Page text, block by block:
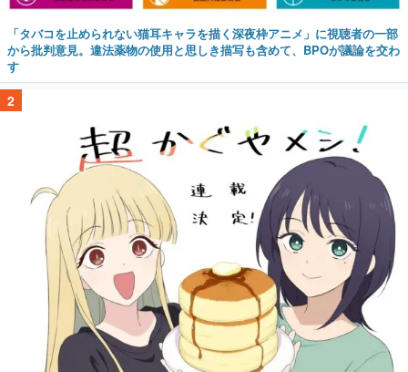
「タバコを止められない猫耳キャラを描く深夜枠アニメ」に視聴者の一部
から批判意見。違法薬物の使用と思しき描写も含めて、BPOが議論を交わ
す
2